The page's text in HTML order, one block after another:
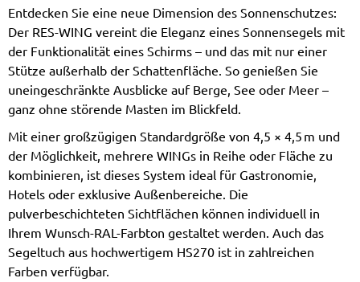
Entdecken Sie eine neue Dimension des Sonnenschutzes:
Der RES-WING vereint die Eleganz eines Sonnensegels mit
der Funktionalität eines Schirms – und das mit nur einer
Stütze außerhalb der Schattenfläche. So genießen Sie
uneingeschränkte Ausblicke auf Berge, See oder Meer –
ganz ohne störende Masten im Blickfeld.
Mit einer großzügigen Standardgröße von 4,5 × 4,5 m und
der Möglichkeit, mehrere WINGs in Reihe oder Fläche zu
kombinieren, ist dieses System ideal für Gastronomie,
Hotels oder exklusive Außenbereiche. Die
pulverbeschichteten Sichtflächen können individuell in
Ihrem Wunsch-RAL-Farbton gestaltet werden. Auch das
Segeltuch aus hochwertigem HS270 ist in zahlreichen
Farben verfügbar.